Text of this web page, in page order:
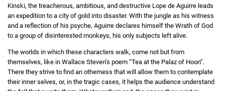
Kinski, the treacherous, ambitious, and destructive Lope de Aguirre leads
an expedition to a city of gold into disaster. With the jungle as his witness
and a reflection of his psyche, Aguirre declares himself the Wrath of God
to a group of disinterested monkeys, his only subjects left alive.
The worlds in which these characters walk, come not but from
themselves, like in Wallace Steven’s poem “Tea at the Palaz of Hoon”.
There they strive to find an otherness that will allow them to contemplate
their inner selves, or, in the tragic cases, it helps the audience understand